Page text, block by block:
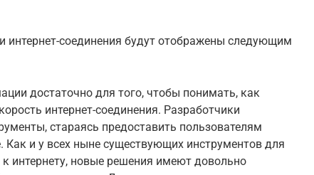
интернет-соединения будут отображены следующим
достаточно для того, чтобы понимать, как
интернет-соединения. Разработчики
стараясь предоставить пользователям
Как и у всех ныне существующих инструментов для
интернету, новые решения имеют довольно